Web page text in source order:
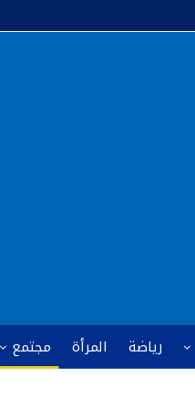
رياضة المرأة مجتمع